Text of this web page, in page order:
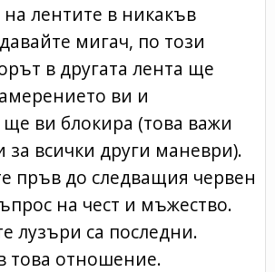
лентите в никакъв
мигач, по този
в другата лента ще
ви и
ви блокира (това важи
всички други маневри).
пръв до следващия червен
на чест и мъжество.
лузъри са последни.
това отношение.